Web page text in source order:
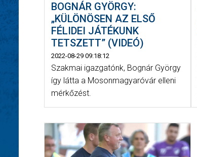
BOGNÁR GYÖRGY:
„KÜLÖNÖSEN AZ ELSŐ
FÉLIDEI JÁTÉKUNK
TETSZETT” (VIDEÓ)
2022-08-29 09:18:12
Szakmai igazgatónk, Bognár György
így látta a Mosonmagyaróvár elleni
mérkőzést.